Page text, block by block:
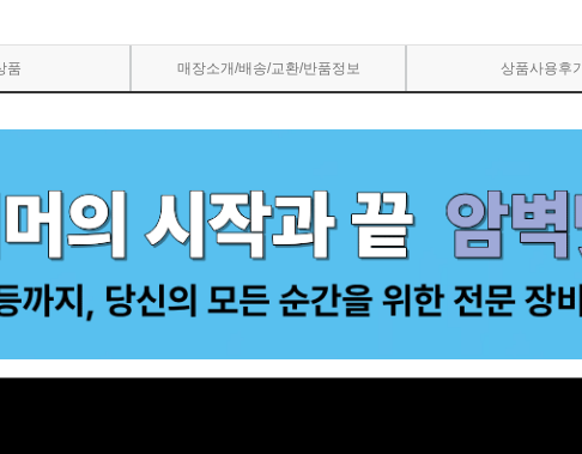
품 매장소개/배송/교환/반품정보 상품사용후기